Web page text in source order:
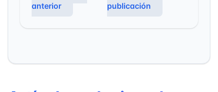
anterior
publicación